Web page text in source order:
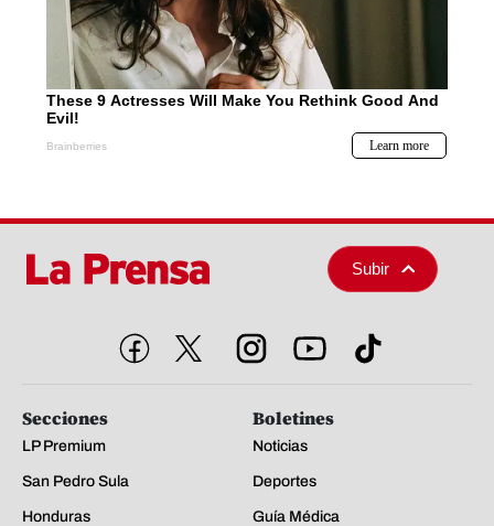
Subir
Secciones
LP Premium
San Pedro Sula
Honduras
Boletines
Noticias
Deportes
Guía Médica